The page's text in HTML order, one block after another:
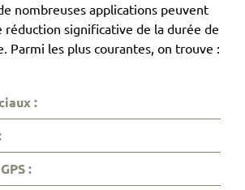
nombreuses applications peuvent
réduction significative de la durée de
Parmi les plus courantes, on trouve :
:
: